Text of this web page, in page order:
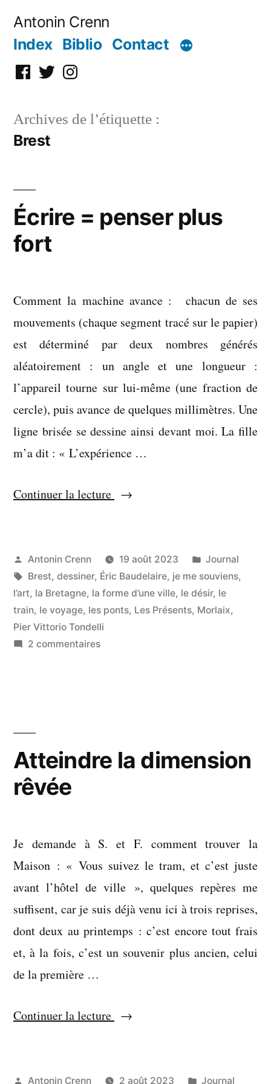
Antonin Crenn
Index Biblio Contact
Facebook
TwitterInstagram
Archives de l’étiquette :
Brest
Écrire = penser plus
fort
Comment la machine avance : chacun de ses
mouvements (chaque segment tracé sur le papier)
est déterminé par deux nombres générés
aléatoirement : un angle et une longueur :
l’appareil tourne sur lui-même (une fraction de
cercle), puis avance de quelques millimètres. Une
ligne brisée se dessine ainsi devant moi. La fille
m’a dit : « L’expérience …
Continuer la lecture « Écrire
plus
fort »
Publié
par
Antonin Crenn 19 août 2023
Publié
dans
Journal
Étiquettes :
Brest, dessiner, Éric Baudelaire, je me souviens,
l’art, la Bretagne, la forme d’une ville, le désir, le
train, le voyage, les ponts, Les Présents, Morlaix,
Pier Vittorio Tondelli
2 commentairessur
Atteindre la dimension
rêvée
Je demande à S. et F. comment trouver la
Maison : « Vous suivez le tram, et c’est juste
avant l’hôtel de ville », quelques repères me
suffisent, car je suis déjà venu ici à trois reprises,
dont deux au printemps : c’est encore tout frais
et, à la fois, c’est un souvenir plus ancien, celui
de la première …
Continuer la lecture « Atteindre
rêvée »
Publié
Antonin Crenn 2 août 2023 Publié
Journal